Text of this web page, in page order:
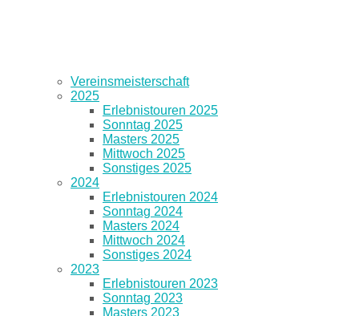
Vereinsmeisterschaft
2025
Erlebnistouren 2025
Sonntag 2025
Masters 2025
Mittwoch 2025
Sonstiges 2025
2024
Erlebnistouren 2024
Sonntag 2024
Masters 2024
Mittwoch 2024
Sonstiges 2024
2023
Erlebnistouren 2023
Sonntag 2023
Masters 2023